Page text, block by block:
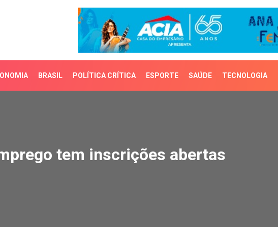
BRASIL POLÍTICA CRÍTICA ESPORTE SAÚDE TECNOLOGIA
tem inscrições abertas